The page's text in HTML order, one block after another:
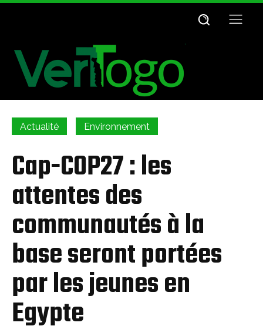
Actualité Environnement
Cap-COP27 : les
attentes des
communautés à la
base seront portées
par les jeunes en
Egypte